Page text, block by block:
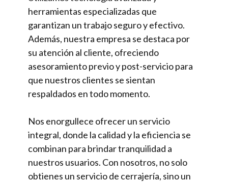
herramientas especializadas que
garantizan un trabajo seguro y efectivo.
Además, nuestra empresa se destaca por
su atención al cliente, ofreciendo
asesoramiento previo y post-servicio para
que nuestros clientes se sientan
respaldados en todo momento.
Nos enorgullece ofrecer un servicio
integral, donde la calidad y la eficiencia se
combinan para brindar tranquilidad a
nuestros usuarios. Con nosotros, no solo
obtienes un servicio de cerrajería, sino un